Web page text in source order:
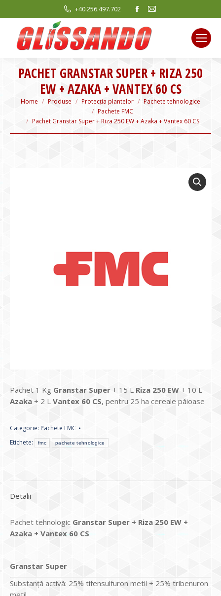
+40.256.497.702
Facebook
opens
in
new
window
Mail
new
window
PACHET GRANSTAR SUPER + RIZA 250
EW + AZAKA + VANTEX 60 CS
You are here:
Home Produse Protecția plantelor
Pachete tehnologice
Pachete FMC
Pachet Granstar Super + Riza 250 EW + Azaka + Vantex 60 CS
Pachet 1 Kg Granstar Super + 15 L Riza 250 EW + 10 L
Azaka + 2 L Vantex 60 CS, pentru 25 ha cereale păioase
Categorie: Pachete FMC
Etichete:
fmc pachete tehnologice
Detalii
Pachet tehnologic Granstar Super + Riza 250 EW +
Azaka + Vantex 60 CS
Granstar Super
Substanță activă: 25% tifensulfuron metil + 25% tribenuron